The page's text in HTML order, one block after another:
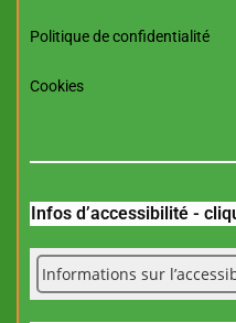
Politique de confidentialité
Cookies
Infos d’accessibilité -
Informations sur